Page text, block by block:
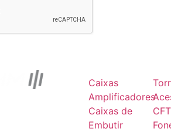
Caixas
Amplificadores
Caixas de
Embutir